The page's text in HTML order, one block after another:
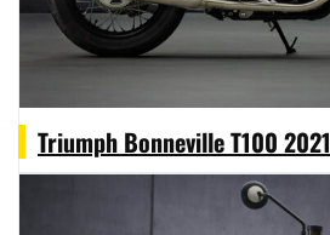
Triumph Bonneville T100 2021